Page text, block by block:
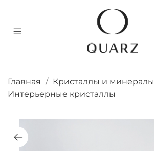
Главная
Кристаллы и минералы
Интерьерные кристаллы